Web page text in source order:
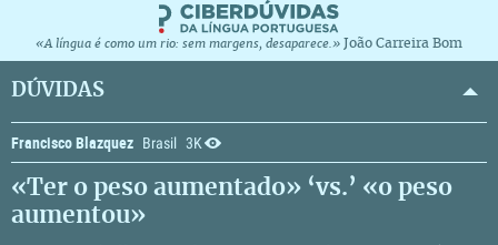
«A língua é como um rio: sem margens, desaparece.» João Carreira Bom
DÚVIDAS
Francisco Blazquez Brasil 3K
«Ter o peso aumentado» ‘vs.’ «o peso
aumentou»